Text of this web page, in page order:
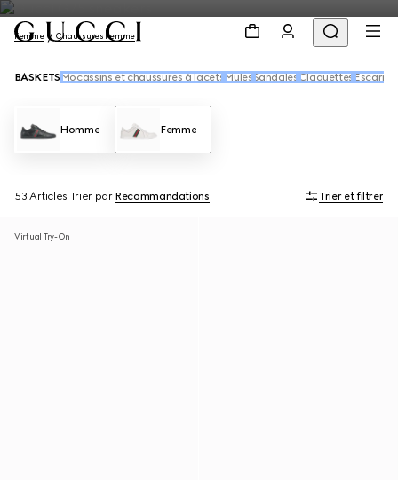
Femme Chaussures Femme
BASKETS Mocassins et chaussures à lacets Mules Sandales Claquettes
Homme Femme
53 Articles Trier par Recommandations Trier et filtrer
Virtual Try-On